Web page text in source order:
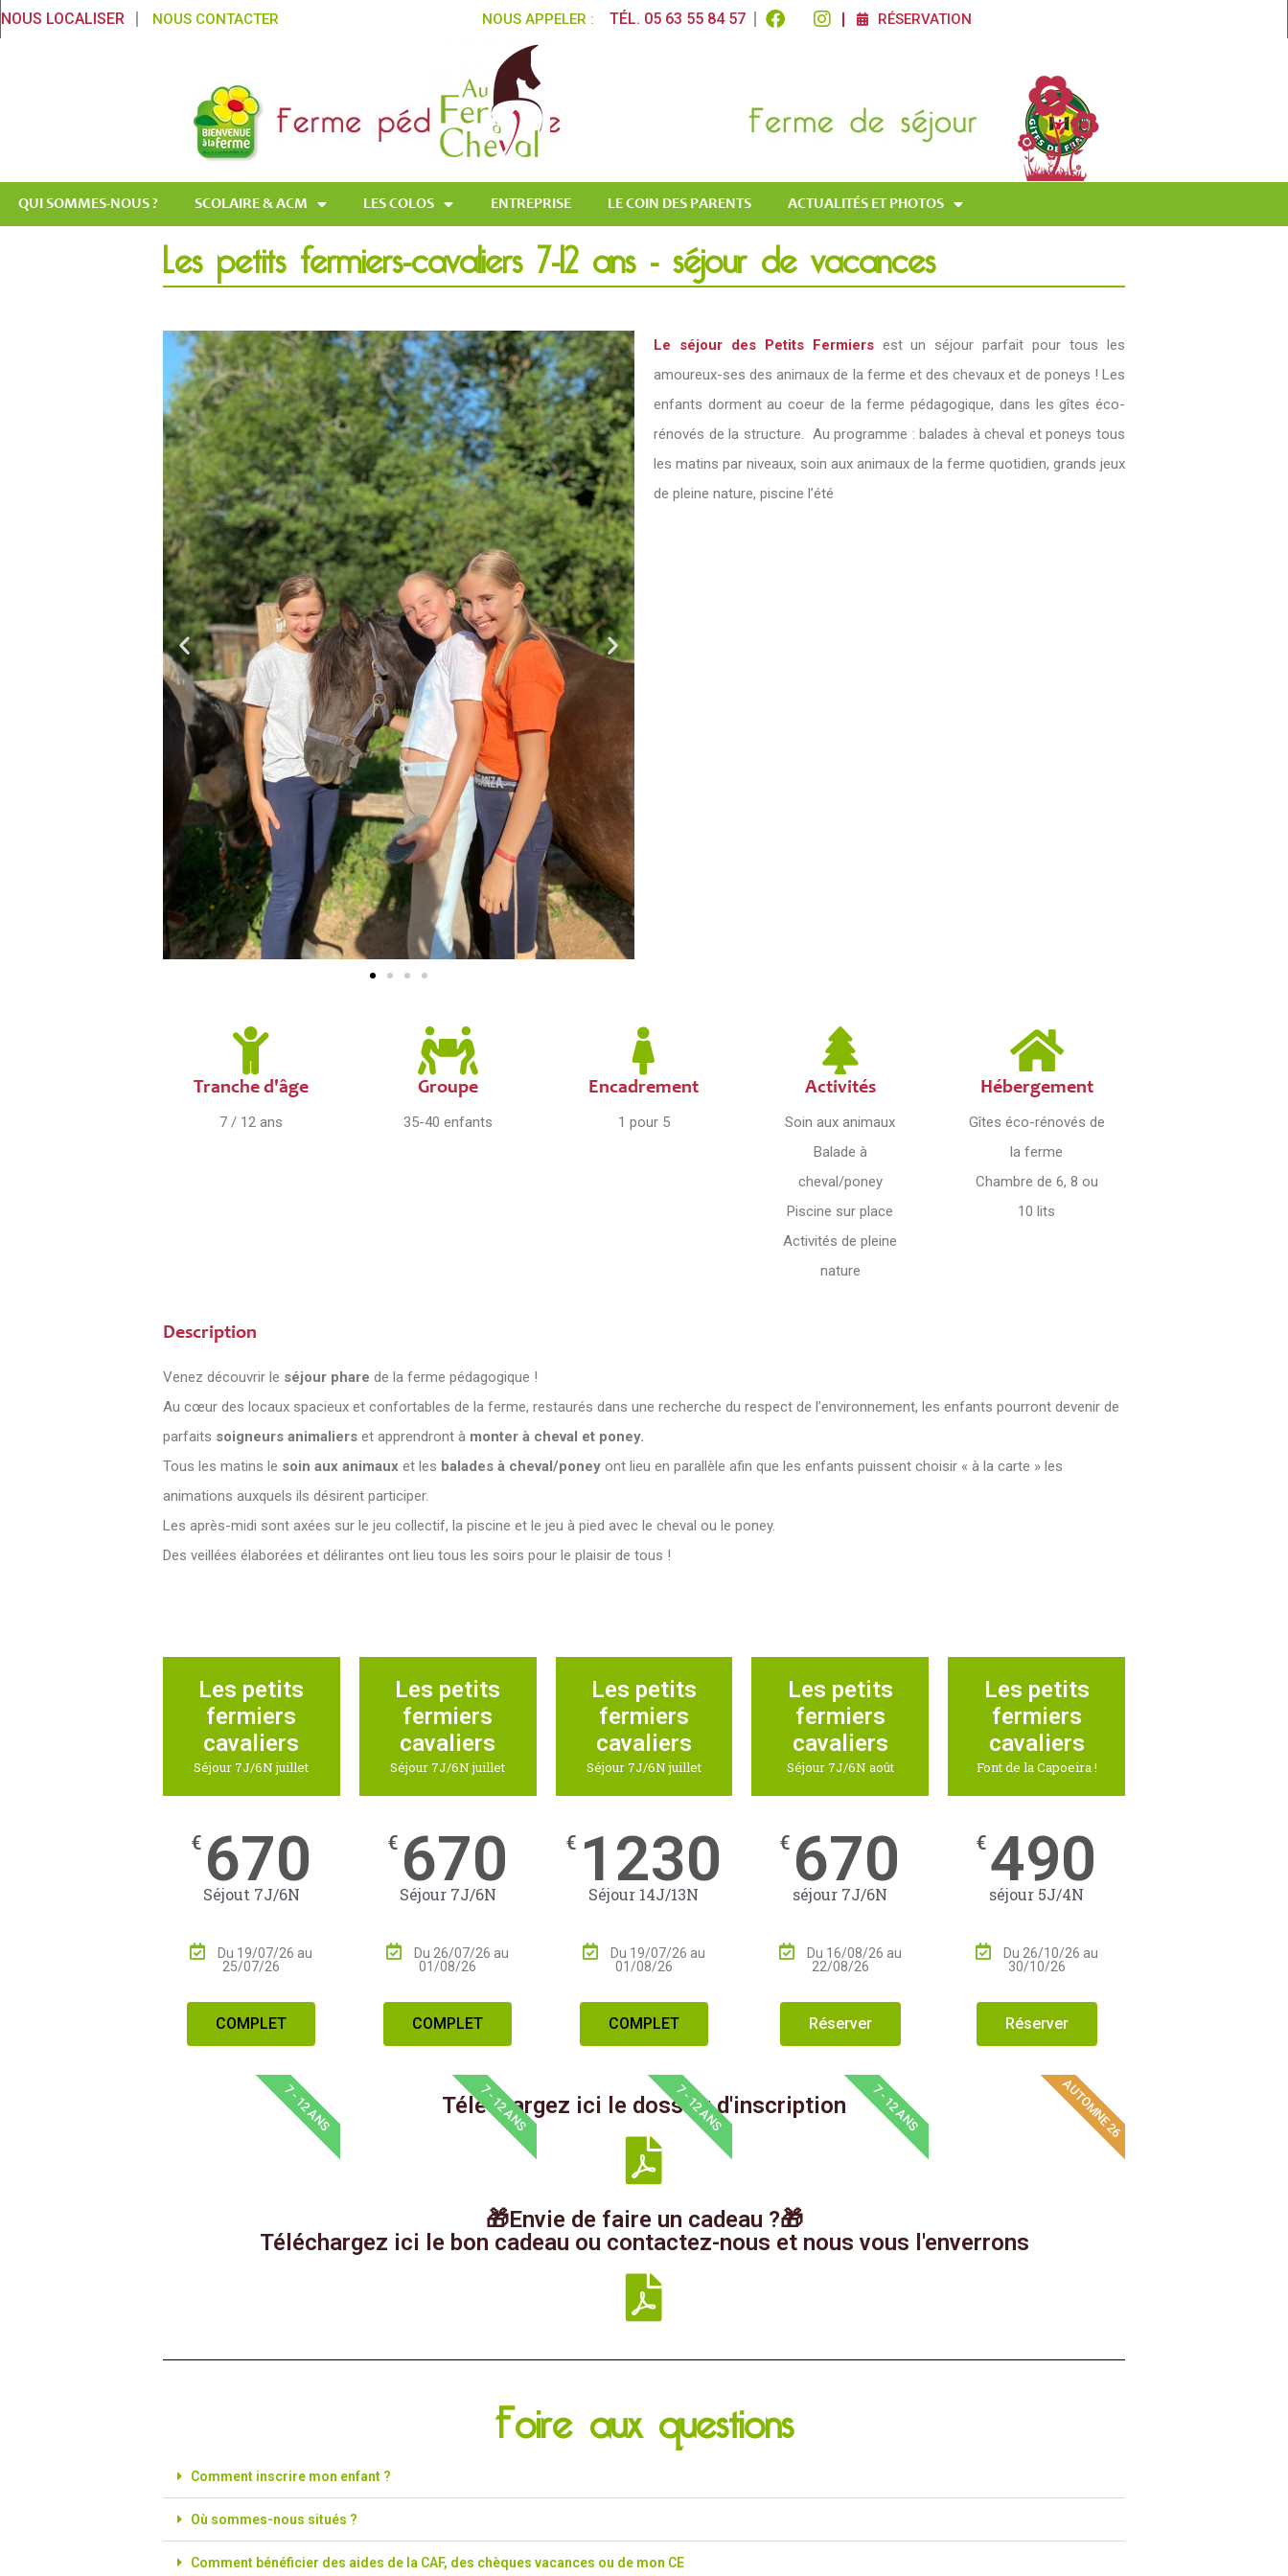
NOUS LOCALISER NOUS CONTACTER NOUS APPELER : TÉL. 05 63 55 84 57 RÉSERVATION
QUI SOMMES-NOUS ? SCOLAIRE & ACM LES COLOS ENTREPRISE LE COIN DES PARENTS ACTUALITÉS ET PHOTOS
Les petits fermiers-cavaliers 7-12 ans - séjour de vacances
Le séjour des Petits Fermiersest un séjour parfait pour tous les
amoureux-ses des animaux de la ferme et des chevaux et de poneys ! Les
enfants dorment au coeur de la ferme pédagogique, dans les gîtes éco-
rénovés de la structure. Au programme : balades à cheval et poneys tous
les matins par niveaux, soin aux animaux de la ferme quotidien, grands jeux
de pleine nature, piscine l’été
Tranche d'âge
7 / 12 ans
Groupe
35-40 enfants
Encadrement
1 pour 5
Activités
Soin aux animaux
Balade à
cheval/poney
Piscine sur place
Activités de pleine
nature
Hébergement
Gîtes éco-rénovés de
la ferme
Chambre de 6, 8 ou
10 lits
Description
Venez découvrir le séjour phare de la ferme pédagogique !
Au cœur des locaux spacieux et confortables de la ferme, restaurés dans une recherche du respect de l’environnement, les enfants pourront devenir de
parfaits soigneurs animaliers et apprendront à monter à cheval et poney.
Tous les matins le soin aux animaux et les balades à cheval/poney ont lieu en parallèle afin que les enfants puissent choisir « à la carte » les
animations auxquels ils désirent participer.
Les après-midi sont axées sur le jeu collectif, la piscine et le jeu à pied avec le cheval ou le poney.
Des veillées élaborées et délirantes ont lieu tous les soirs pour le plaisir de tous !
Les petits
fermiers
cavaliers
Séjour 7J/6N juillet
€ 670
Séjout 7J/6N
Du 19/07/26 au
25/07/26
COMPLET
7 - 12 ANS
Les petits
fermiers
cavaliers
Séjour 7J/6N juillet
€ 670
Séjour 7J/6N
Du 26/07/26 au
01/08/26
COMPLET
7 - 12 ANS
Les petits
fermiers
cavaliers
Séjour 7J/6N juillet
€ 1230
Séjour 14J/13N
Du 19/07/26 au
01/08/26
COMPLET
7 - 12 ANS
Les petits
fermiers
cavaliers
Séjour 7J/6N août
€ 670
séjour 7J/6N
Du 16/08/26 au
22/08/26
Réserver
7 - 12 ANS
Les petits
fermiers
cavaliers
Font de la Capoeira !
€ 490
séjour 5J/4N
Du 26/10/26 au
30/10/26
Réserver
AUTOMNE 26
Téléchargez ici le dossier d'inscription
🎁Envie de faire un cadeau ?🎁
Téléchargez ici le bon cadeau ou contactez-nous et nous vous l'enverrons
Foire aux questions
Comment inscrire mon enfant ?
Où sommes-nous situés ?
Comment bénéficier des aides de la CAF, des chèques vacances ou de mon CE